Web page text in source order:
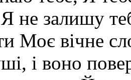
Я не залишу
Моє вічне
і воно